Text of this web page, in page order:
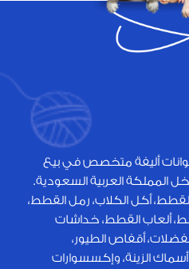
أليفة متخصص في بيع
المملكة العربية السعودية.
أكل الكلاب، رمل القطط،
ألعاب القطط، خداشات
أقفاص الطيور،
الزينة، وإكسسوارات